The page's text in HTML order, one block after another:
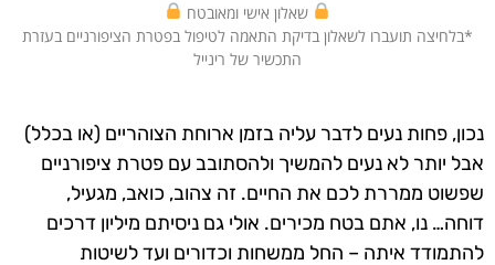
שאלון אישי ומאובטח
*בלחיצה תועברו לשאלון בדיקת התאמה לטיפול בפטרת הציפורניים בעזרת
התכשיר של רינייל
נכון, פחות נעים לדבר עליה בזמן ארוחת הצוהריים (או בכלל)
אבל יותר לא נעים להמשיך ולהסתובב עם פטרת ציפורניים
שפשוט ממררת לכם את החיים. זה צהוב, כואב, מגעיל,
דוחה… נו, אתם בטח מכירים. אולי גם ניסיתם מיליון דרכים
להתמודד איתה – החל ממשחות וכדורים ועד לשיטות